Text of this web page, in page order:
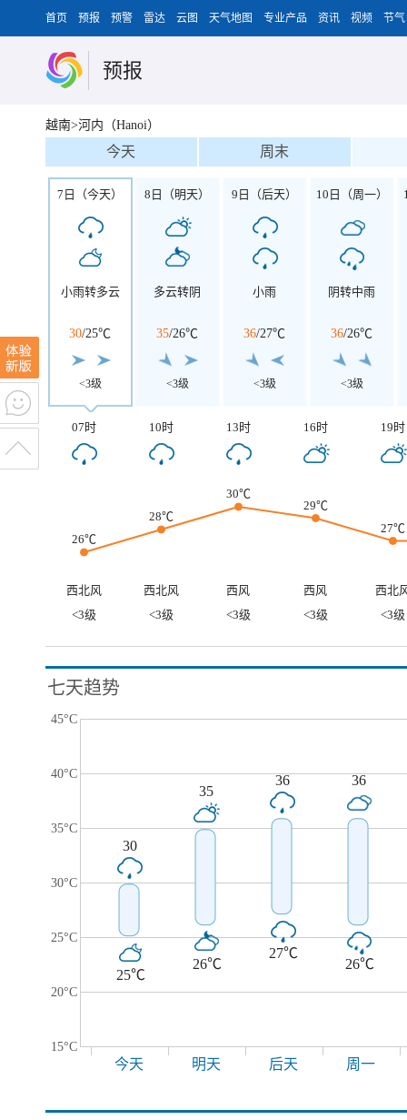
首页 预报 预警 雷达 云图 天气地图 专业产品 资讯 视频 节气
预报
越南>河内（Hanoi）
今天 周末
7日（今天）
小雨转多云
30/25℃
<3级
8日（明天）
多云转阴
35/26℃
<3级
9日（后天）
小雨
36/27℃
<3级
10日（周一）
阴转中雨
36/26℃
<3级
07时 10时 13时 16时 19时
26℃
28℃
30℃
29℃
27℃
西北风 西北风 西风 西风
西北
<3级
<3级 <3级 <3级 <3级
七天趋势
45°C
40°C
35°C
30°C
25°C
20°C
15°C
30
25℃
35
26℃
36
27℃
36
26℃
今天 明天 后天 周一